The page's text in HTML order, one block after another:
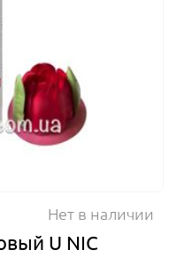
Нет в наличии
U NIC